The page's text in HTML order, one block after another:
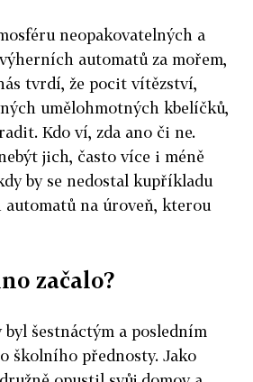
neopakovatelných a
automatů za mořem,
tvrdí, že pocit vítězství,
umělohmotných kbelíčků,
Kdo ví, zda ano či ne.
jich, často více i méně
by se nedostal kupříkladu
na úroveň, kterou
začalo?
byl šestnáctým a posledním
školního přednosty. Jako